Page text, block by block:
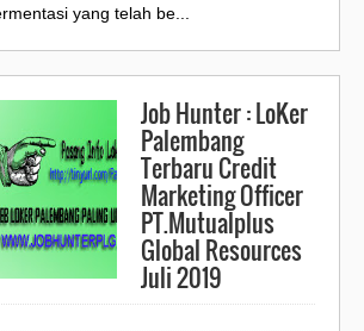
yang telah be...
Job Hunter : LoKer
Palembang
Terbaru Credit
Marketing Officer
PT.Mutualplus
Global Resources
Juli 2019